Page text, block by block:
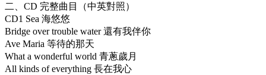
二、CD 完整曲目（中英對照）
CD1 Sea 海悠悠
Bridge over trouble water 還有我伴你
Ave Maria 等待的那天
What a wonderful world 青蔥歲月
All kinds of everything 長在我心